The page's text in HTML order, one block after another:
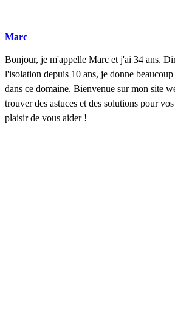
Marc
Bonjour, je m'appelle Marc et j'ai 34 ans.
l'isolation depuis 10 ans, je donne
dans ce domaine. Bienvenue sur mon site
trouver des astuces et des solutions pour
plaisir de vous aider !